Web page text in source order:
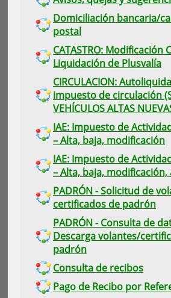
Domiciliación bancaria/
postal
CATASTRO: Modificación
Liquidación de Plusvalía
CIRCULACION:
impuesto de circulación
VEHÍCULOS ALTAS
IAE: Impuesto de
– Alta, baja, modificación
IAE: Impuesto de
– Alta, baja, modificación,
PADRÓN - Solicitud de
certificados de padrón
PADRÓN - Consulta de
Descarga volantes/
padrón
Consulta de recibos
Pago de Recibo por